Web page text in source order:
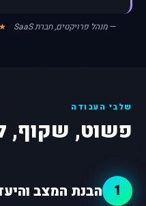
—מנהל פרויקטים, חברת SaaS
שלבי העבודה
פשוט, שקוף,
1 הבנת המצב